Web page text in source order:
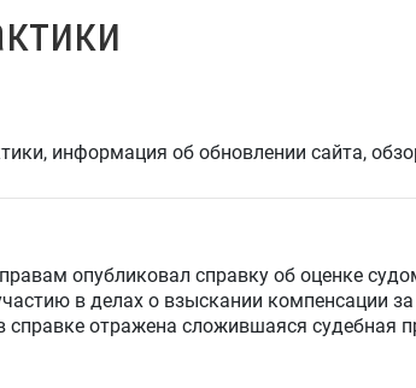
информация об обновлении сайта,
опубликовал справку об оценке
в делах о взыскании компенсации
справке отражена сложившаяся судебная